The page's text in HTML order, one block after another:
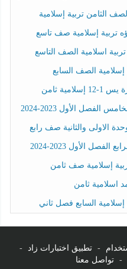
الثامن تربية إسلامية
تربية إسلامية صف تاسع
الصف السابع
ثامن
الأول 2023-2024
الاولى والثانية صف رابع
الأول 2023-2024
إسلامية صف ثامن
اسلامية ثامن
السابع فصل ثاني
- تطبيق اختبارات زاد
-
- تواصل معنا